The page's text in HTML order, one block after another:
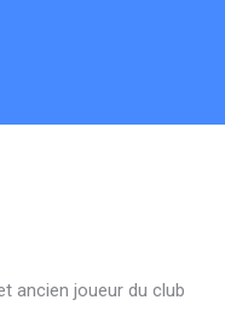
ancien joueur du club